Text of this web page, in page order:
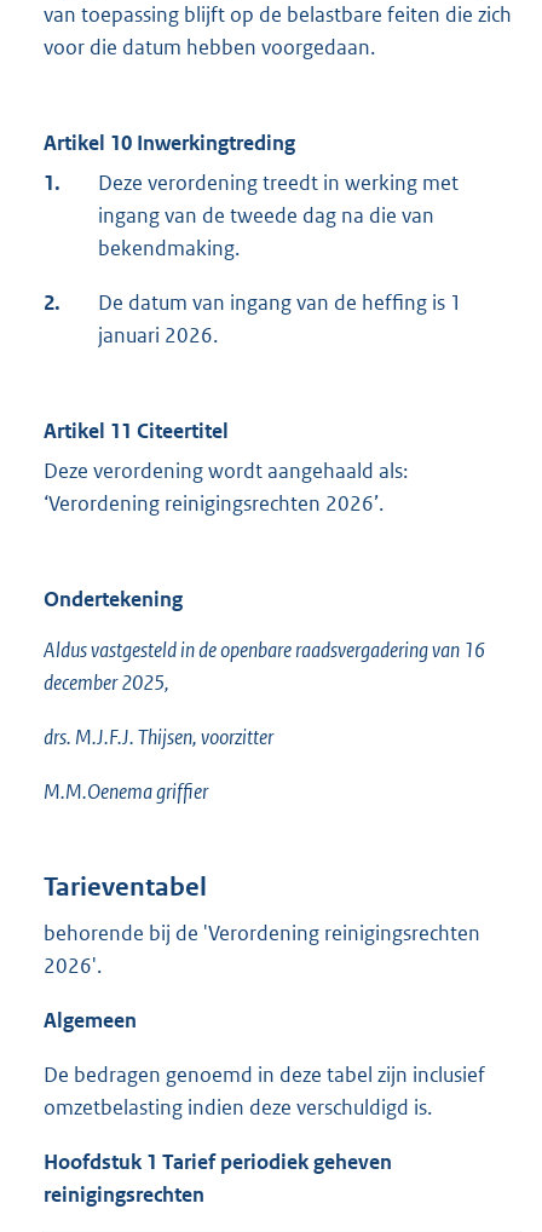
van toepassing blijft op de belastbare feiten die zich
voor die datum hebben voorgedaan.
Artikel 10 Inwerkingtreding
1.
Deze verordening treedt in werking met
ingang van de tweede dag na die van
bekendmaking.
2.
De datum van ingang van de heffing is 1
januari 2026.
Artikel 11 Citeertitel
Deze verordening wordt aangehaald als:
‘Verordening reinigingsrechten 2026’.
Ondertekening
Aldus vastgesteld in de openbare raadsvergadering van 16
december 2025,
drs. M.J.F.J. Thijsen, voorzitter
M.M.Oenema griffier
Tarieventabel
behorende bij de 'Verordening reinigingsrechten
2026'.
Algemeen
De bedragen genoemd in deze tabel zijn inclusief
omzetbelasting indien deze verschuldigd is.
Hoofdstuk 1 Tarief periodiek geheven
reinigingsrechten